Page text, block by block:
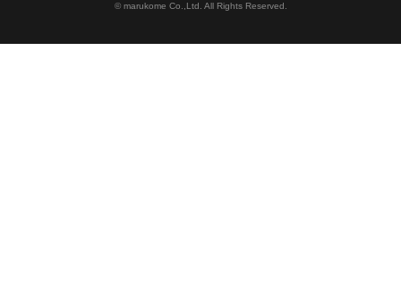
© marukome Co.,Ltd. All Rights Reserved.